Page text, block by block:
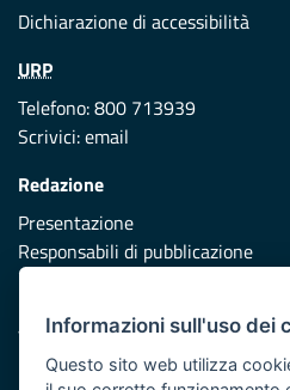
Dichiarazione di accessibilità
URP
Telefono: 800 713939
Scrivici:email
Redazione
Presentazione
Responsabili di pubblicazione
Vai al sito di Protezione Civile
Informazioni sull'uso dei
Questo sito web utilizza